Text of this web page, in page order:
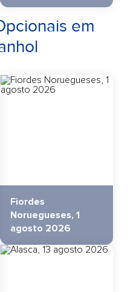
em
Fiordes
Noruegueses, 1
agosto 2026